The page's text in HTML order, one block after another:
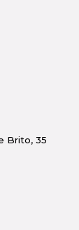
Brito, 35